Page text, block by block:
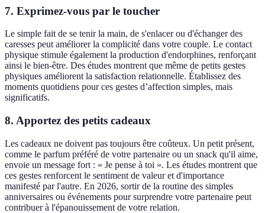
7. Exprimez-vous par le toucher
Le simple fait de se tenir la main, de s'enlacer ou d'échanger des
caresses peut améliorer la complicité dans votre couple. Le contact
physique stimule également la production d'endorphines, renforçant
ainsi le bien-être. Des études montrent que même de petits gestes
physiques améliorent la satisfaction relationnelle. Établissez des
moments quotidiens pour ces gestes d’affection simples, mais
significatifs.
8. Apportez des petits cadeaux
Les cadeaux ne doivent pas toujours être coûteux. Un petit présent,
comme le parfum préféré de votre partenaire ou un snack qu'il aime,
envoie un message fort : « Je pense à toi ». Les études montrent que
ces gestes renforcent le sentiment de valeur et d'importance
manifesté par l'autre. En 2026, sortir de la routine des simples
anniversaires ou événements pour surprendre votre partenaire peut
contribuer à l'épanouissement de votre relation.